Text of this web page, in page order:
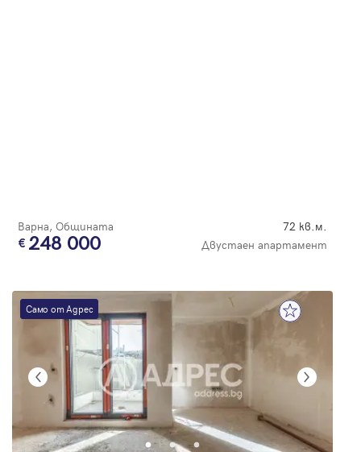
Варна, Общината 72 кв.м.
248 000 Двустаен апартамент
Само от Адрес